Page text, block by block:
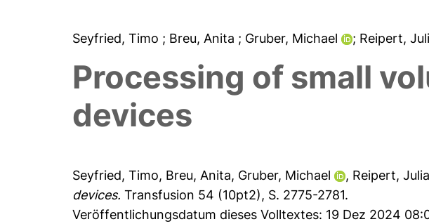
Seyfried, Timo ; Breu, Anita ; Gruber, Michael ; Reipert,
Processing of small
devices
Seyfried, Timo, Breu, Anita, Gruber, Michael , Reipert, Julia
devices. Transfusion 54 (10pt2), S. 2775-2781.
Veröffentlichungsdatum dieses Volltextes: 19 Dez 2024